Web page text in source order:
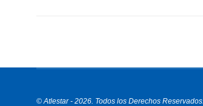
© Atlestar - 2026. Todos los Derechos Reservados.